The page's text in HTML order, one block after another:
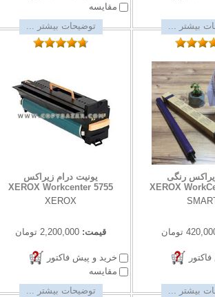
بیشتر ...
مقایسه
توضیحات بیشتر ...
رنگی
XEROX
تومان
بیشتر ...
یونیت درام زیراکس
XEROX Workcenter 5755
XEROX
قیمت: 2,200,000 تومان
خرید و پیش فاکتور
مقایسه
توضیحات بیشتر ...